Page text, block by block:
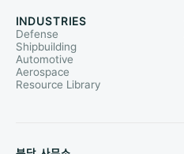
INDUSTRIES
Defense
Shipbuilding
Automotive
Aerospace
Resource Library